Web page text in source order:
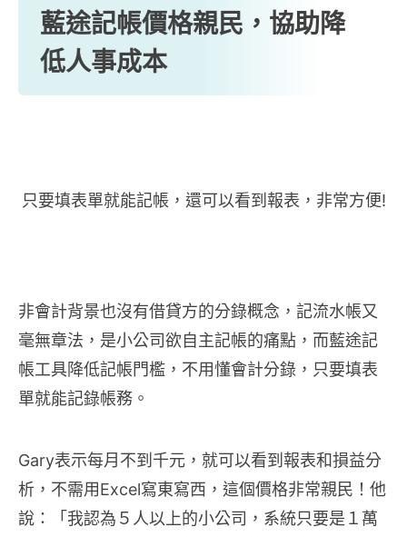
藍途記帳價格親民，協助降
低人事成本
只要填表單就能記帳，還可以看到報表，非常方便!
非會計背景也沒有借貸方的分錄概念，記流水帳又
毫無章法，是小公司欲自主記帳的痛點，而藍途記
帳工具降低記帳門檻，不用懂會計分錄，只要填表
單就能記錄帳務。
Gary表示每月不到千元，就可以看到報表和損益分
析，不需用Excel寫東寫西，這個價格非常親民！他
說：「我認為５人以上的小公司，系統只要是１萬